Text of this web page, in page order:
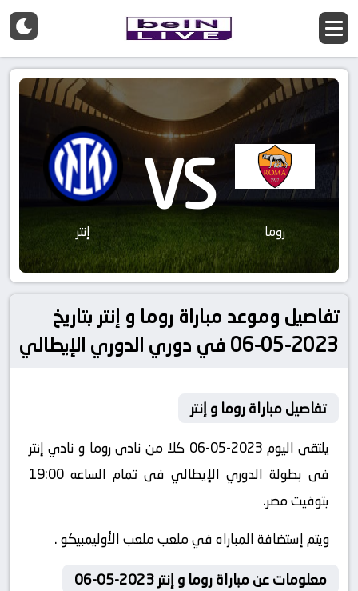
روما VS إنتر
تفاصيل وموعد مباراة روما و إنتر بتاريخ
2023-05-06 في دوري الدوري الإيطالي
تفاصيل مباراة روما و إنتر
يلتقى اليوم 2023-05-06 كلا من نادى روما و نادي إنتر
فى بطولة الدوري الإيطالي فى تمام الساعه 19:00
بتوقيت مصر.
ويتم إستضافة المباراه في ملعب ملعب الأوليمبيكو .
معلومات عن مباراة روما و إنتر 2023-05-06